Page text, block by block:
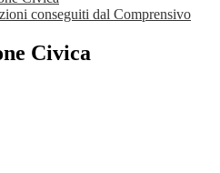
conseguiti dal Comprensivo
Civica